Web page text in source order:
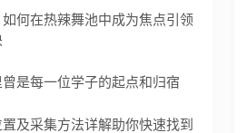
何在热辣舞池中成为焦点引领
是每一位学子的起点和归宿
及采集方法详解助你快速找到